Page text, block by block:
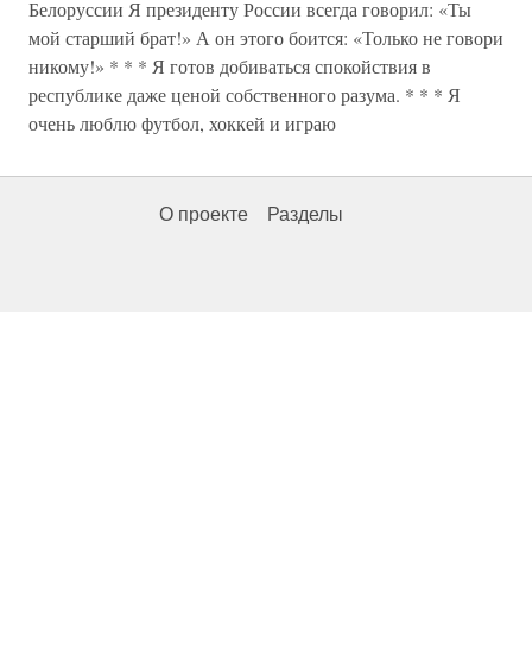
Белоруссии Я президенту России всегда говорил: «Ты
мой старший брат!» А он этого боится: «Только не говори
никому!» * * * Я готов добиваться спокойствия в
республике даже ценой собственного разума. * * * Я
очень люблю футбол, хоккей и играю
О проекте Разделы